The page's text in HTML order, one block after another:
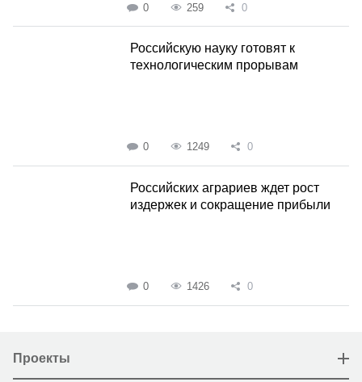
0 259 0
Российскую науку готовят к
технологическим прорывам
0 1249 0
Российских аграриев ждет рост
издержек и сокращение прибыли
0 1426 0
Проекты